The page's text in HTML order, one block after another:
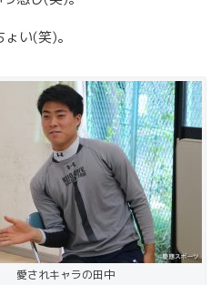
い(笑)。
愛されキャラの田中